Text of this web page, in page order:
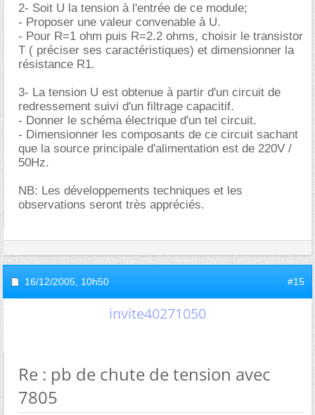
2- Soit U la tension à l'entrée de ce module;
- Proposer une valeur convenable à U.
- Pour R=1 ohm puis R=2.2 ohms, choisir le transistor
T ( préciser ses caractéristiques) et dimensionner la
résistance R1.
3- La tension U est obtenue à partir d'un circuit de
redressement suivi d'un filtrage capacitif.
- Donner le schéma électrique d'un tel circuit.
- Dimensionner les composants de ce circuit sachant
que la source principale d'alimentation est de 220V /
50Hz.
NB: Les développements techniques et les
observations seront très appréciés.
16/12/2005, 10h50 #15
invite40271050
Re : pb de chute de tension avec
7805